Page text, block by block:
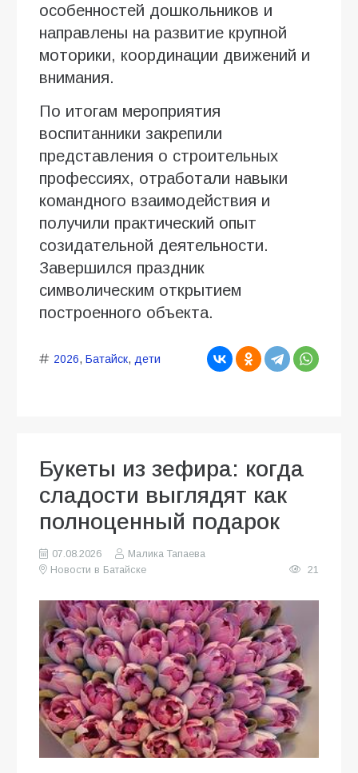
особенностей дошкольников и
направлены на развитие крупной
моторики, координации движений и
внимания.
По итогам мероприятия
воспитанники закрепили
представления о строительных
профессиях, отработали навыки
командного взаимодействия и
получили практический опыт
созидательной деятельности.
Завершился праздник
символическим открытием
построенного объекта.
2026, Батайск, дети
Букеты из зефира: когда
сладости выглядят как
полноценный подарок
07.08.2026
Малика Тапаева
Новости в Батайске
21